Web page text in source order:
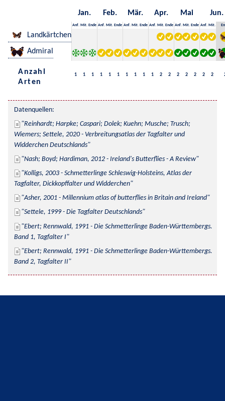
Jan. Feb. Mär. Apr. Mai Jun.
Anf. Mit. Ende Anf. Mit. Ende Anf. Mit. Ende Anf. Mit. Ende Anf. Mit. Ende Anf. Mit.
Landkärtchen
Admiral
Anzahl
Arten
1 1 1 1 1 1 1 1 1 1 2 2 2 2 2 2 2
Datenquellen:
Reinhardt; Harpke; Caspari; Dolek; Kuehn; Musche; Trusch;
Wiemers; Settele, 2020 - Verbreitungsatlas der Tagfalter und
Widderchen Deutschlands
Nash; Boyd; Hardiman, 2012 - Ireland's Butterflies - A Review
Kolligs, 2003 - Schmetterlinge Schleswig-Holsteins, Atlas der
Tagfalter, Dickkopffalter und Widderchen
Asher, 2001 - Millennium atlas of butterflies in Britain and Ireland
Settele, 1999 - Die Tagfalter Deutschlands
Ebert; Rennwald, 1991 - Die Schmetterlinge Baden-Württembergs.
Band 1, Tagfalter I
Ebert; Rennwald, 1991 - Die Schmetterlinge Baden-Württembergs.
Band 2, Tagfalter II